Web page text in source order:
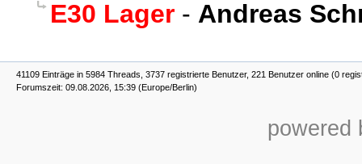
E30 Lager - Andreas
41109 Einträge in 5984 Threads, 3737 registrierte Benutzer, 221 Benutzer online (0
Forumszeit: 09.08.2026, 15:39 (Europe/Berlin)
powered